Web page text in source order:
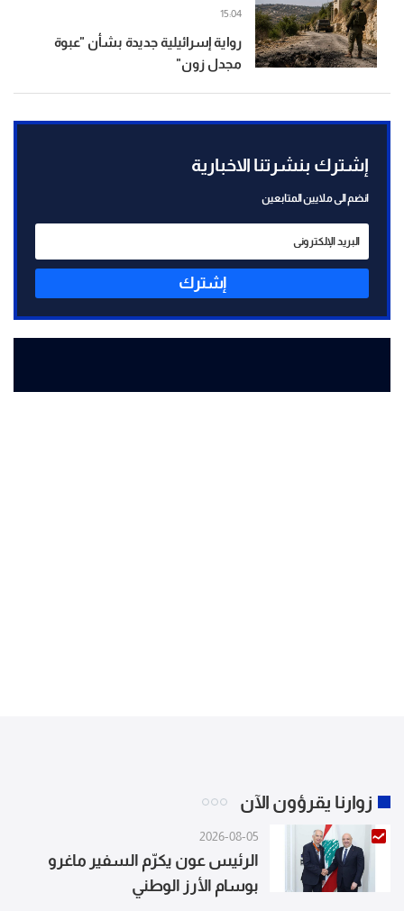
رواية إسرائيلية جديدة بشأن "عبوة
مجدل زون"
15:04
إشترك بنشرتنا الاخبارية
انضم الى ملايين المتابعين
إشترك
زوارنا يقرؤون الآن
2026-08-05
الرئيس عون يكرّم السفير ماغرو
بوسام الأرز الوطني